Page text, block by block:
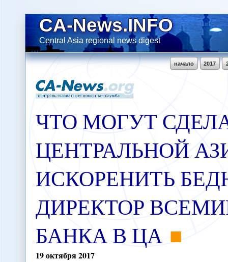
CA-News.INFO
Central Asia regional news digest
2017
начало
ЧТО МОГУТ
ЦЕНТРАЛЬНОЙ
ИСКОРЕНИТЬ
ДИРЕКТОР
БАНКА В ЦА
19октября2017